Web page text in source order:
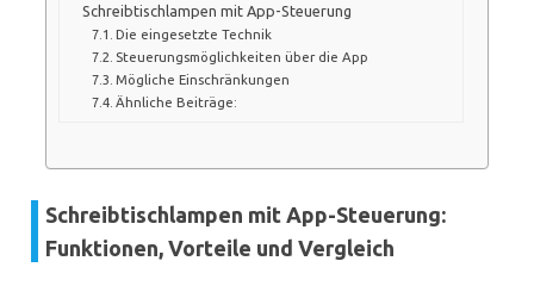
Schreibtischlampen mit App-Steuerung
Die eingesetzte Technik
Steuerungsmöglichkeiten über die App
Mögliche Einschränkungen
Ähnliche Beiträge:
Schreibtischlampen mit App-Steuerung:
Funktionen, Vorteile und Vergleich